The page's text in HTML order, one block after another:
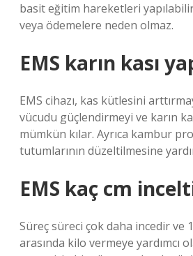
basit eğitim hareketleri
veya ödemelere neden olmaz.
EMS karın kası
EMS cihazı, kas kütlesini
vücudu güçlendirmeyi ve karın
mümkün kılar. Ayrıca kambur
tutumlarının düzeltilmesine
EMS kaç cm
Süreç süreci çok daha incedir ve
arasında kilo vermeye yardımcı